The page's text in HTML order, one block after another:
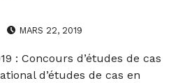
MARS 22, 2019
: Concours d’études de cas
d’études de cas en